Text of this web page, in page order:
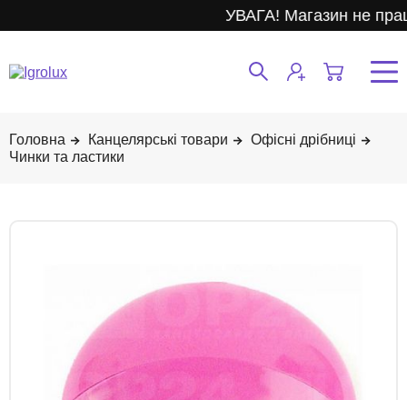
УВАГА! Магазин не
Канцелярські товари
Офісні дрібниці
Чинки та ластики